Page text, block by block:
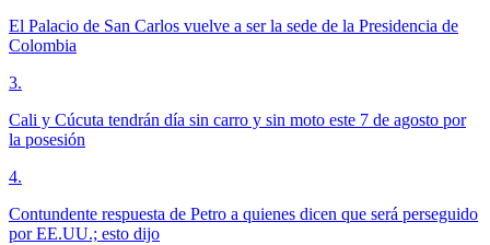
El Palacio de San Carlos vuelve a ser la sede de la Presidencia de
Colombia
3.
Cali y Cúcuta tendrán día sin carro y sin moto este 7 de agosto por
la posesión
4.
Contundente respuesta de Petro a quienes dicen que será perseguido
por EE.UU.; esto dijo